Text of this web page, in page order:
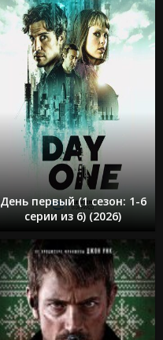
День первый (1 сезон: 1-6
серии из 6) (2026)